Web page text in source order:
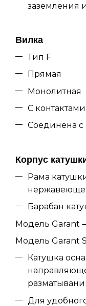
заземления
Вилка
Тип F
Прямая
Монолитная
С
Соединена с
Корпус
Рама
Барабан
Модель Garant –
Модель Garant S
Катушка
Для